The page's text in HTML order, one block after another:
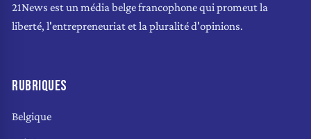
21News est un média belge francophone qui promeut la
liberté, l'entrepreneuriat et la pluralité d'opinions.
RUBRIQUES
Belgique